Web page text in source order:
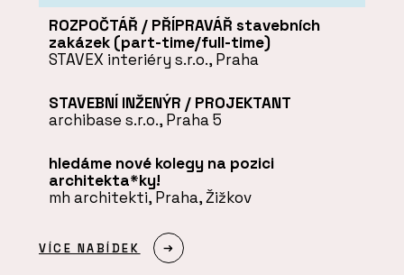
ROZPOČTÁŘ / PŘÍPRAVÁŘ stavebních
zakázek (part-time/full-time)
STAVEX interiéry s.r.o., Praha
STAVEBNÍ INŽENÝR / PROJEKTANT
archibase s.r.o., Praha 5
hledáme nové kolegy na pozici
architekta*ky!
mh architekti, Praha, Žižkov
VÍCE NABÍDEK